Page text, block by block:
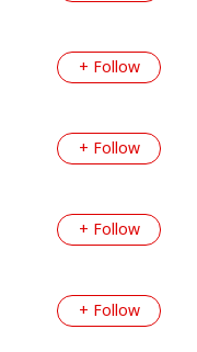
+ Follow
+ Follow
+ Follow
+ Follow